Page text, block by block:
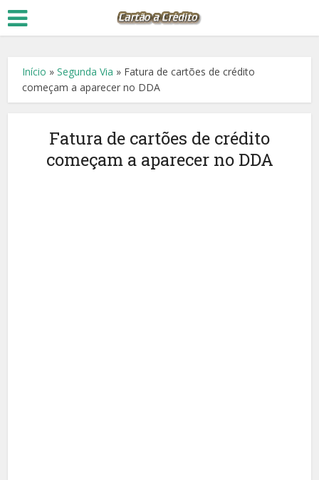
Início »Segunda Via » Fatura de cartões de crédito
começam a aparecer no DDA
Fatura de cartões de crédito
começam a aparecer no DDA